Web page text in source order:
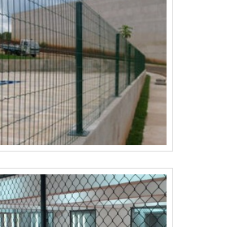
que não cumprem com suas
Assim, é possível poupar
diversos motivos
ter se tornado destaque quando
empresa que entrega confiança
Alguns desses motivos são:
de consultores associados;
vasta experiência na área de
de alta qualidade; Escritório de alta
são realizadas as atividades; Sala de
com materiais sofisticados;